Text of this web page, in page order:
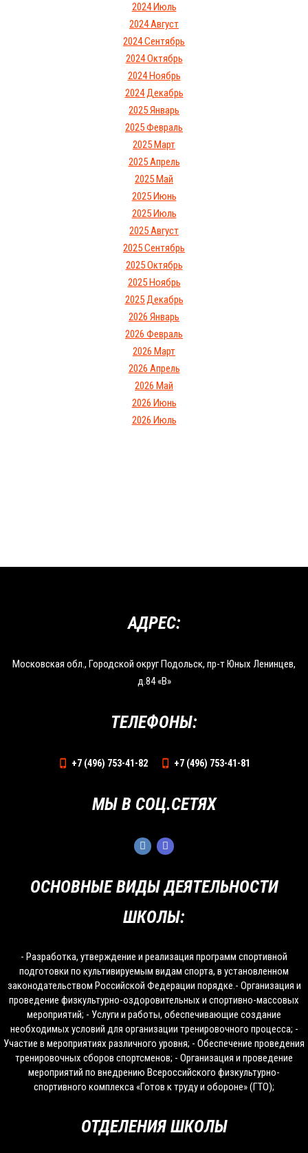
2024 Июль
2024 Август
2024 Сентябрь
2024 Октябрь
2024 Ноябрь
2024 Декабрь
2025 Январь
2025 Февраль
2025 Март
2025 Апрель
2025 Май
2025 Июнь
2025 Июль
2025 Август
2025 Сентябрь
2025 Октябрь
2025 Ноябрь
2025 Декабрь
2026 Январь
2026 Февраль
2026 Март
2026 Апрель
2026 Май
2026 Июнь
2026 Июль
ОСНОВНЫЕ ВИДЫ ДЕЯТЕЛЬНОСТИ
ШКОЛЫ:
- Разработка, утверждение и реализация программ спортивной
подготовки по культивируемым видам спорта, в установленном
законодательством Российской Федерации порядке.- Организация и
проведение физкультурно-оздоровительных и спортивно-массовых
мероприятий; - Услуги и работы, обеспечивающие создание
необходимых условий для организации тренировочного процесса; -
Участие в мероприятиях различного уровня; - Обеспечение проведения
тренировочных сборов спортсменов; - Организация и проведение
мероприятий по внедрению Всероссийского физкультурно-
спортивного комплекса «Готов к труду и обороне» (ГТО);
ОТДЕЛЕНИЯ ШКОЛЫ
АДРЕС:
Московская обл., Городской округ Подольск, пр-т Юных Ленинцев,
д.84 «В»
ТЕЛЕФОНЫ:
+7 (496) 753-41-82 +7 (496) 753-41-81
МЫ В СОЦ.СЕТЯХ